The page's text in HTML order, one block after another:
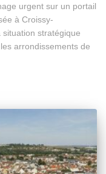
urgent sur un portail
à Croissy-
situation stratégique
arrondissements de